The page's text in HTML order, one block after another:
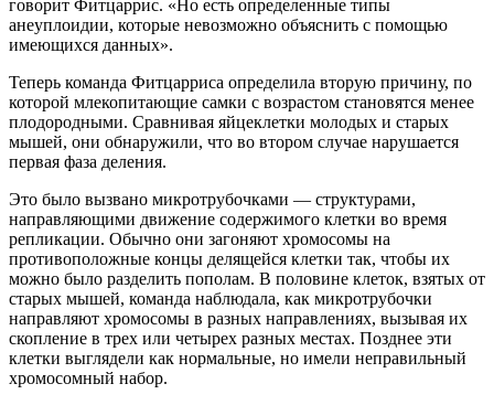
говорит Фитцаррис. «Но есть определенные типы
анеуплоидии, которые невозможно объяснить с помощью
имеющихся данных».
Теперь команда Фитцарриса определила вторую причину, по
которой млекопитающие самки с возрастом становятся менее
плодородными. Сравнивая яйцеклетки молодых и старых
мышей, они обнаружили, что во втором случае нарушается
первая фаза деления.
Это было вызвано микротрубочками — структурами,
направляющими движение содержимого клетки во время
репликации. Обычно они загоняют хромосомы на
противоположные концы делящейся клетки так, чтобы их
можно было разделить пополам. В половине клеток, взятых от
старых мышей, команда наблюдала, как микротрубочки
направляют хромосомы в разных направлениях, вызывая их
скопление в трех или четырех разных местах. Позднее эти
клетки выглядели как нормальные, но имели неправильный
хромосомный набор.